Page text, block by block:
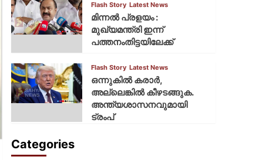
Flash Story Latest News
മിന്നല്‍ പ്രളയം :
മുഖ്യമന്ത്രി ഇന്ന്
പത്തനംതിട്ടയിലേക്ക്
Flash Story Latest News
ഒന്നുകില്‍ കരാര്‍,
അല്ലെങ്കില്‍ കീഴടങ്ങുക.
അന്ത്യശാസനവുമായി
ട്രംപ്
Categories